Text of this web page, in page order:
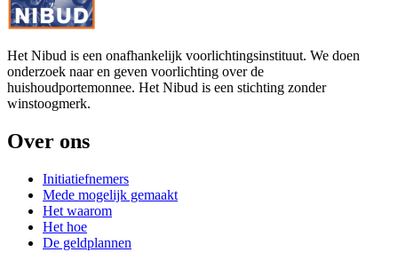
Het Nibud is een onafhankelijk voorlichtingsinstituut. We doen
onderzoek naar en geven voorlichting over de
huishoudportemonnee. Het Nibud is een stichting zonder
winstoogmerk.
Over ons
Initiatiefnemers
Mede mogelijk gemaakt
Het waarom
Het hoe
De geldplannen